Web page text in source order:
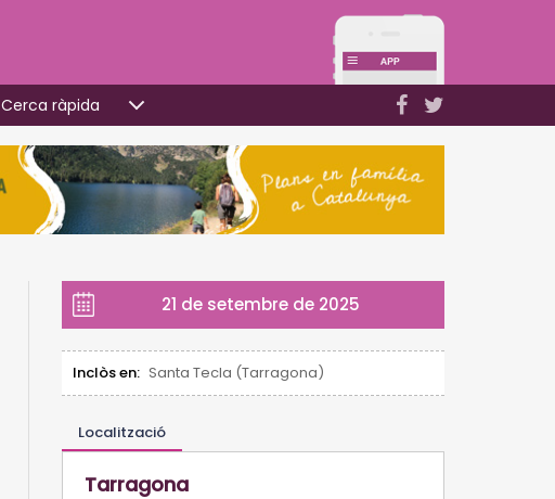
Cerca ràpida
21 de setembre de 2025
Inclòs en: Santa Tecla (Tarragona)
Localització
Tarragona